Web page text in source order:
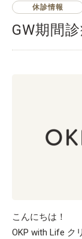
休診情報
GW期間
こんにちは！
OKP with Life ク